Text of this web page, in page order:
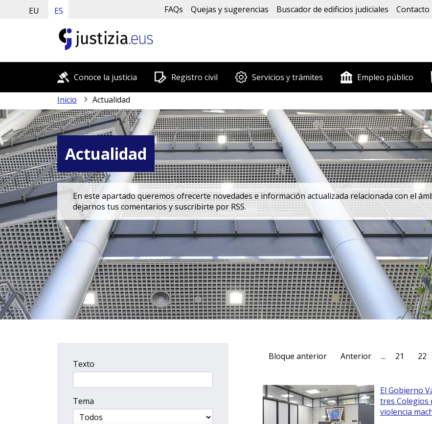
EU ES FAQs Quejas y sugerencias Buscador de edificios judiciales Contacto
Conoce la justicia Registro civil Servicios y trámites Empleo público
Inicio Actualidad
Actualidad
En este apartado queremos ofrecerte novedades e información actualizada relacionada con el
dejarnos tus comentarios y suscribirte por RSS.
Texto
Tema
Bloque anterior Anterior ... 21 22
El Gobierno
tres Colegios
violencia